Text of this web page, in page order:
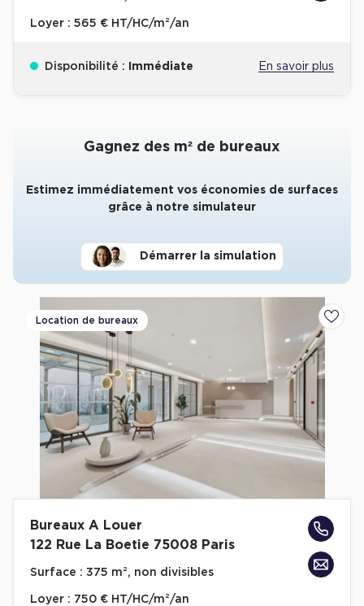
Loyer : 565 € HT/HC/m²/an
Disponibilité : Immédiate En savoir plus
Gagnez des m² de bureaux
Estimez immédiatement vos économies de surfaces
grâce à notre simulateur
Démarrer la simulation
Location de bureaux
Bureaux A Louer
122 Rue La Boetie 75008 Paris
Surface : 375 m², non divisibles
Loyer : 750 € HT/HC/m²/an